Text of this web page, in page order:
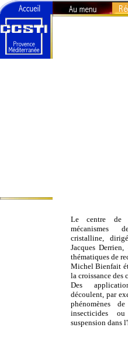
Le centre de
mécanismes
cristalline,
Jacques
thématiques de
Michel Bienfait
la croissance des
Des
découlent, par
phénomènes
insecticides
suspension dans